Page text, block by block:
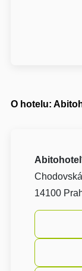
O hotelu:
14100